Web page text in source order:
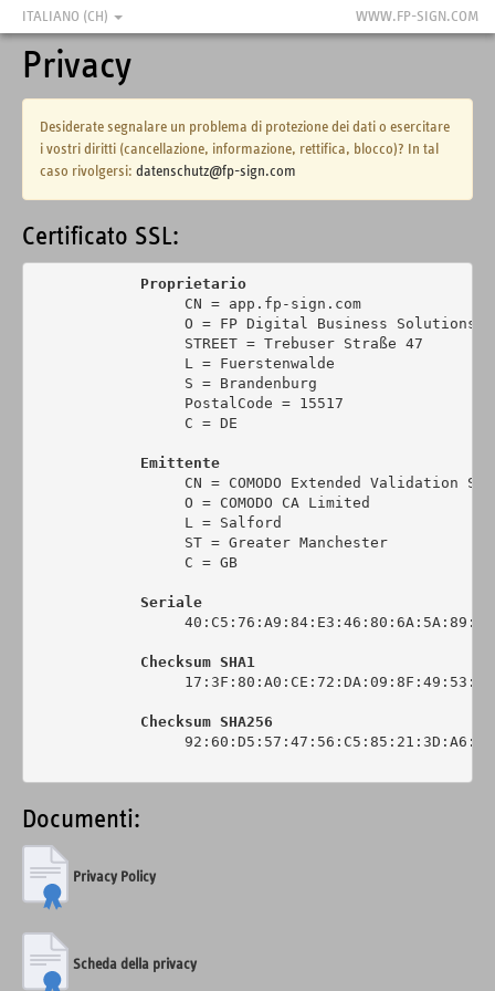
ITALIANO (CH) WWW.FP-SIGN.COM
Privacy
Desiderate segnalare un problema di protezione dei dati o esercitare
i vostri diritti (cancellazione, informazione, rettifica, blocco)? In tal
caso rivolgersi: datenschutz@fp-sign.com
Certificato SSL:
Proprietario
                 CN = app.fp-sign.com
O = FP Digital Business Solutions
                 STREET = Trebuser Straße 47
                 L = Fuerstenwalde
                 S = Brandenburg
                 PostalCode = 15517
                 C = DE
Emittente
CN = COMODO Extended Validation
                 O = COMODO CA Limited
                 L = Salford
                 ST = Greater Manchester
                 C = GB
Seriale
Checksum SHA1
Checksum SHA256
Documenti:
Privacy Policy
Scheda della privacy